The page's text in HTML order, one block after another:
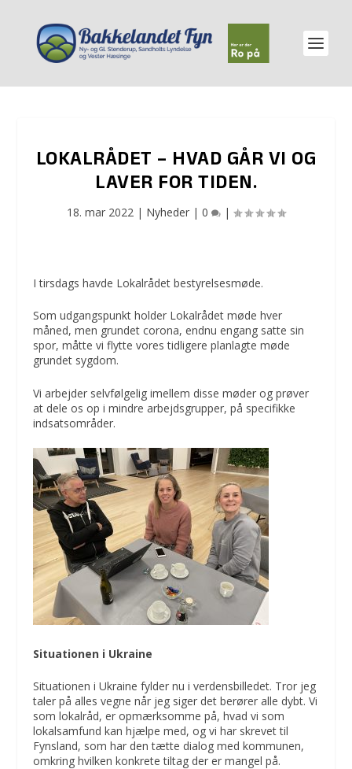
LOKALRÅDET – HVAD GÅR VI OG
LAVER FOR TIDEN.
18. mar 2022 | Nyheder | 0 |
I tirsdags havde Lokalrådet bestyrelsesmøde.
Som udgangspunkt holder Lokalrådet møde hver
måned, men grundet corona, endnu engang satte sin
spor, måtte vi flytte vores tidligere planlagte møde
grundet sygdom.
Vi arbejder selvfølgelig imellem disse møder og prøver
at dele os op i mindre arbejdsgrupper, på specifikke
indsatsområder.
Situationen i Ukraine
Situationen i Ukraine fylder nu i verdensbilledet. Tror jeg
taler på alles vegne når jeg siger det berører alle dybt. Vi
som lokalråd, er opmærksomme på, hvad vi som
lokalsamfund kan hjælpe med, og vi har skrevet til
Fynsland, som har den tætte dialog med kommunen,
omkring hvilken konkrete tiltag der er mangel på.